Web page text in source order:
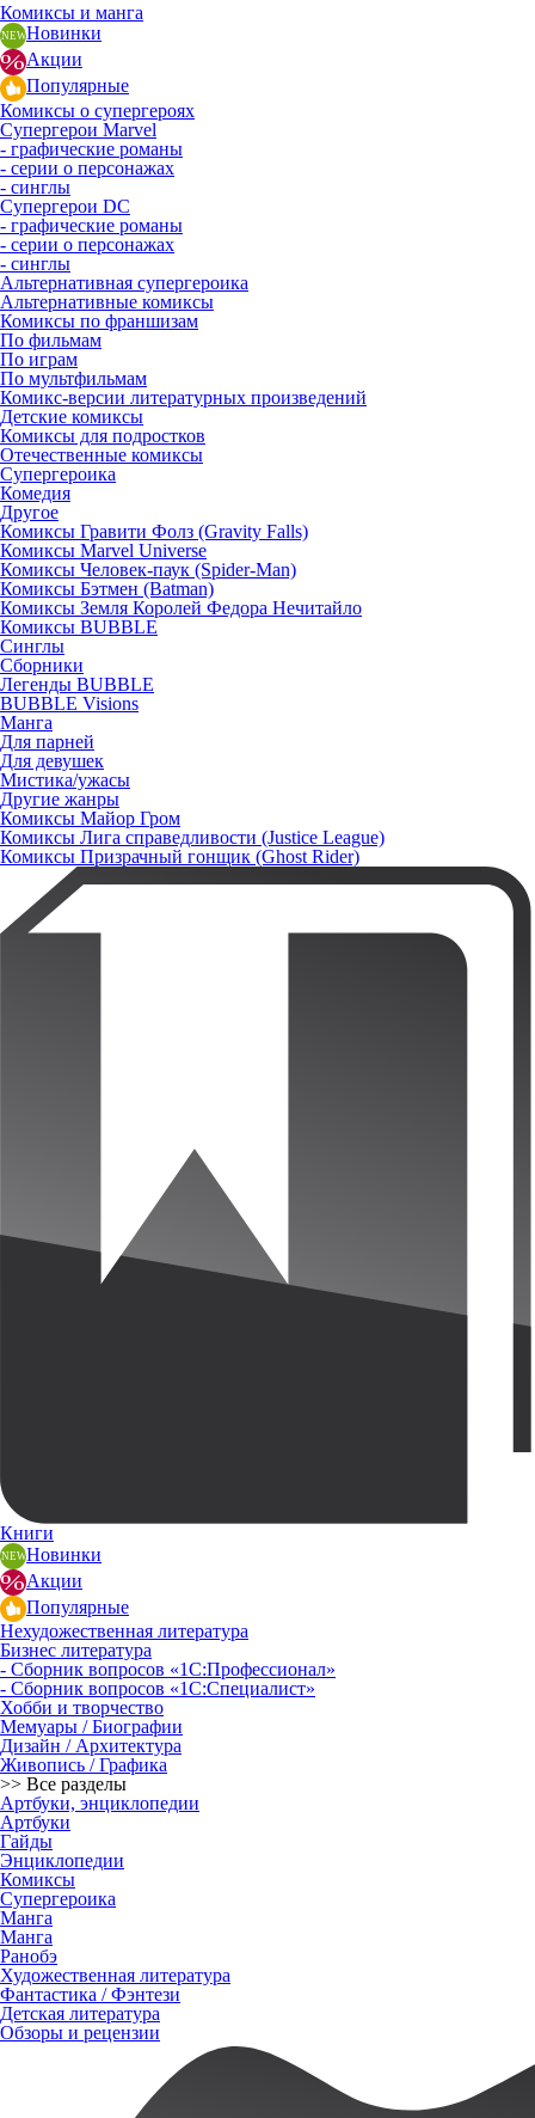
Комиксы и манга
Новинки
Акции
Популярные
Комиксы о супергероях
Супергерои Marvel
- графические романы
- серии о персонажах
- синглы
Супергерои DC
- графические романы
- серии о персонажах
- синглы
Альтернативная супергероика
Альтернативные комиксы
Комиксы по франшизам
По фильмам
По играм
По мультфильмам
Комикс-версии литературных произведений
Детские комиксы
Комиксы для подростков
Отечественные комиксы
Супергероика
Комедия
Другое
Комиксы Гравити Фолз (Gravity Falls)
Комиксы Marvel Universe
Комиксы Человек-паук (Spider-Man)
Комиксы Бэтмен (Batman)
Комиксы Земля Королей Федора Нечитайло
Комиксы BUBBLE
Синглы
Сборники
Легенды BUBBLE
BUBBLE Visions
Манга
Для парней
Для девушек
Мистика/ужасы
Другие жанры
Комиксы Майор Гром
Комиксы Лига справедливости (Justice League)
Комиксы Призрачный гонщик (Ghost Rider)
Книги
Новинки
Акции
Популярные
Нехудожественная литература
Бизнес литература
- Сборник вопросов «1С:Профессионал»
- Сборник вопросов «1С:Специалист»
Хобби и творчество
Мемуары / Биографии
Дизайн / Архитектура
Живопись / Графика
>> Все разделы
Артбуки, энциклопедии
Артбуки
Гайды
Энциклопедии
Комиксы
Супергероика
Манга
Манга
Ранобэ
Художественная литература
Фантастика / Фэнтези
Детская литература
Обзоры и рецензии